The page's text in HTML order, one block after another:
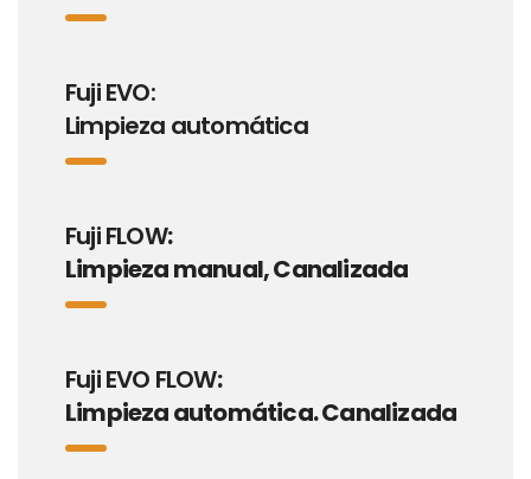
Fuji EVO:
Limpieza automática
Fuji FLOW:
Limpieza manual, Canalizada
Fuji EVO FLOW:
Limpieza automática. Canalizada